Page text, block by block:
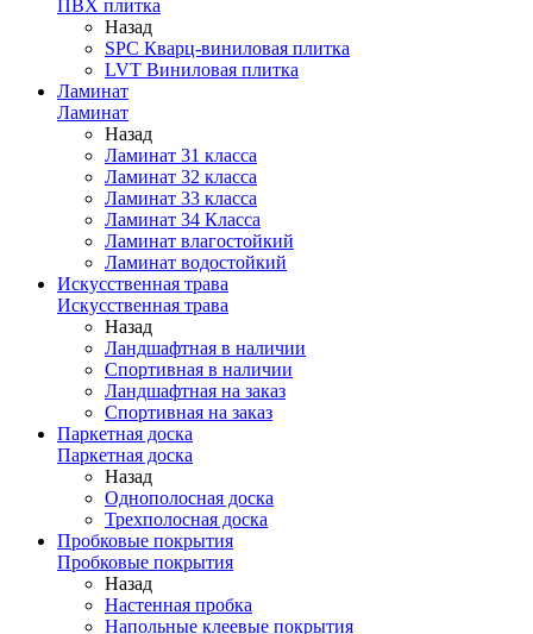
ПВХ плитка
Назад
SPC Кварц-виниловая плитка
LVT Виниловая плитка
Ламинат
Ламинат
Назад
Ламинат 31 класса
Ламинат 32 класса
Ламинат 33 класса
Ламинат 34 Класса
Ламинат влагостойкий
Ламинат водостойкий
Искусственная трава
Искусственная трава
Назад
Ландшафтная в наличии
Спортивная в наличии
Ландшафтная на заказ
Спортивная на заказ
Паркетная доска
Паркетная доска
Назад
Однополосная доска
Трехполосная доска
Пробковые покрытия
Пробковые покрытия
Назад
Настенная пробка
Напольные клеевые покрытия